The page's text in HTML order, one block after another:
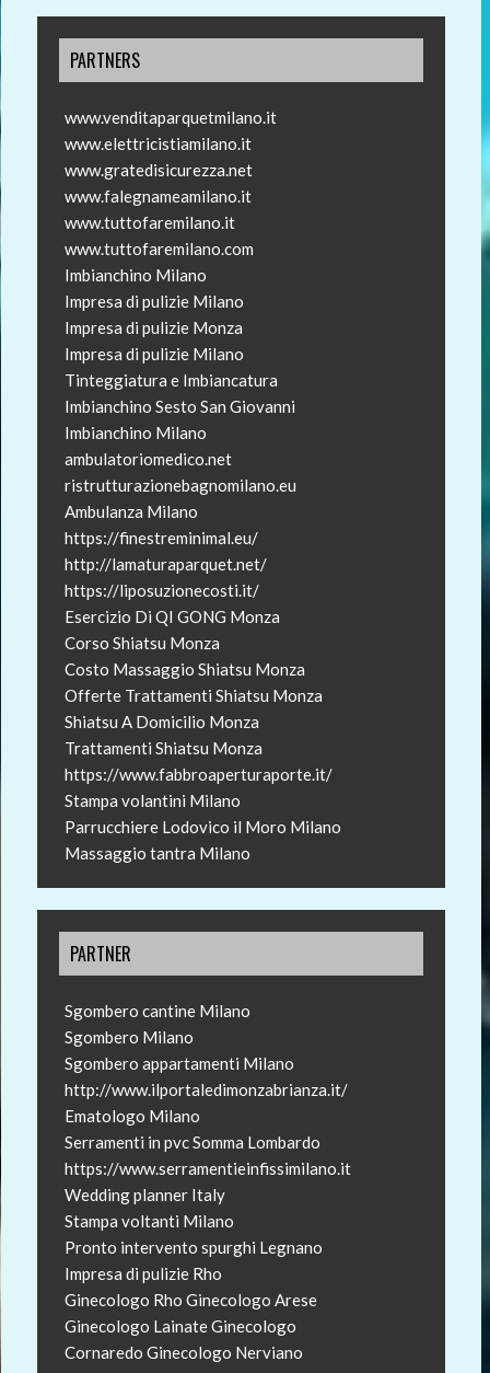
PARTNERS
www.venditaparquetmilano.it
www.elettricistiamilano.it
www.gratedisicurezza.net
www.falegnameamilano.it
www.tuttofaremilano.it
www.tuttofaremilano.com
Imbianchino Milano
Impresa di pulizie Milano
Impresa di pulizie Monza
Impresa di pulizie Milano
Tinteggiatura e Imbiancatura
Imbianchino Sesto San Giovanni
Imbianchino Milano
ambulatoriomedico.net
ristrutturazionebagnomilano.eu
Ambulanza Milano
https://finestreminimal.eu/
http://lamaturaparquet.net/
https://liposuzionecosti.it/
Esercizio Di QI GONG Monza
Corso Shiatsu Monza
Costo Massaggio Shiatsu Monza
Offerte Trattamenti Shiatsu Monza
Shiatsu A Domicilio Monza
Trattamenti Shiatsu Monza
https://www.fabbroaperturaporte.it/
Stampa volantini Milano
Parrucchiere Lodovico il Moro Milano
Massaggio tantra Milano
PARTNER
Sgombero cantine Milano
Sgombero Milano
Sgombero appartamenti Milano
http://www.ilportaledimonzabrianza.it/
Ematologo Milano
Serramenti in pvc Somma Lombardo
https://www.serramentieinfissimilano.it
Wedding planner Italy
Stampa voltanti Milano
Pronto intervento spurghi Legnano
Impresa di pulizie Rho
Ginecologo Rho Ginecologo Arese
Ginecologo LainateGinecologo
Cornaredo Ginecologo Nerviano